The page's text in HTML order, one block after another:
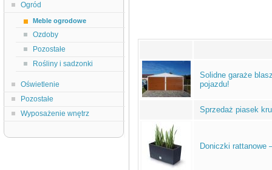
Ogród
Meble ogrodowe
Ozdoby
Pozostałe
Rośliny i sadzonki
Oświetlenie
Pozostałe
Wyposażenie wnętrz
Solidne garaże
pojazdu!
Sprzedaż piasek
Doniczki rattanowe